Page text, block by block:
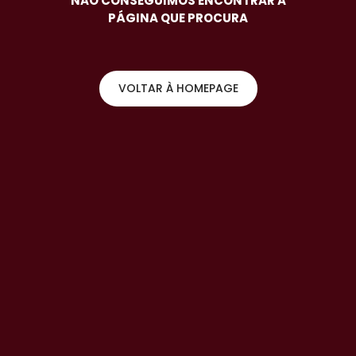
PÁGINA QUE PROCURA
VOLTAR À HOMEPAGE